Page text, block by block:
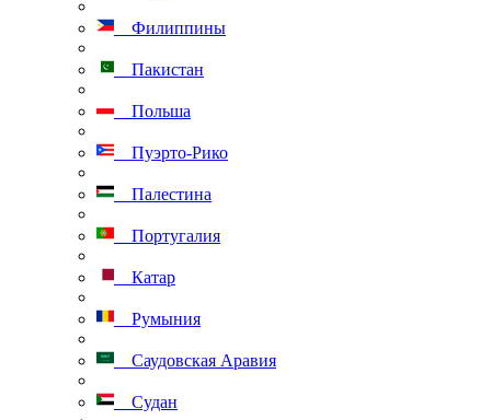
Филиппины
Пакистан
Польша
Пуэрто-Рико
Палестина
Португалия
Катар
Румыния
Саудовская Аравия
Судан